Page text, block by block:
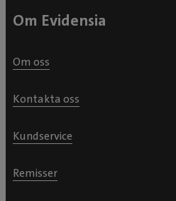
Om Evidensia
Om oss
Kontakta oss
Kundservice
Remisser